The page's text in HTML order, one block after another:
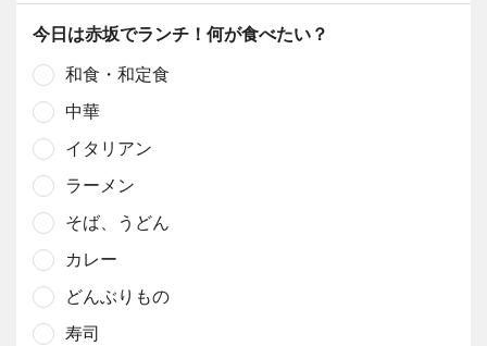
今日は赤坂でランチ！何が食べたい？
和食・和定食
中華
イタリアン
ラーメン
そば、うどん
カレー
どんぶりもの
寿司